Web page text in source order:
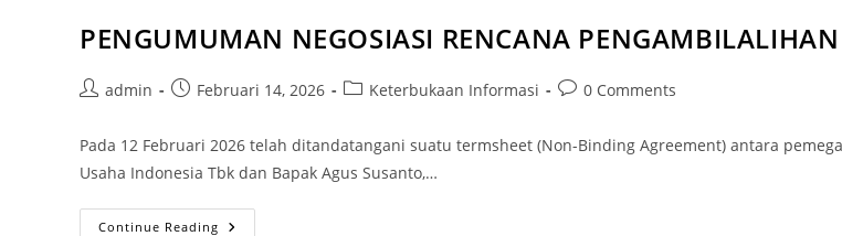
PENGUMUMAN NEGOSIASI RENCANA
admin Februari 14, 2026 Keterbukaan Informasi 0 Comments
Pada 12 Februari 2026 telah ditandatangani suatu termsheet (Non-Binding Agreement) antara
Usaha Indonesia Tbk dan Bapak Agus Susanto,…
Continue Reading